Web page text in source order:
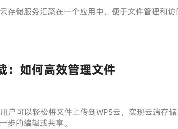
存储服务汇聚在一个应用中，便于文件管理和访
：如何高效管理文件
户可以轻松将文件上传到WPS云，实现云端存
步的编辑或共享。